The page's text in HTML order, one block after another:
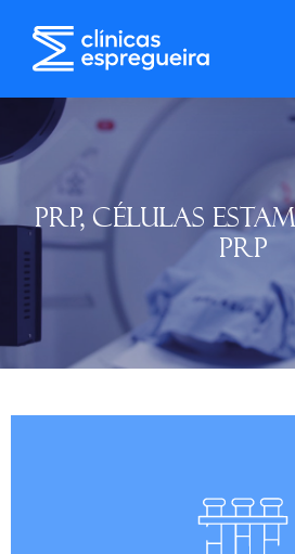
PRP, CÉLULAS
PRP